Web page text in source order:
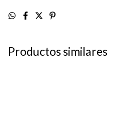
Productos similares